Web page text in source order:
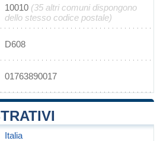
10010 (35 altri comuni dispongono
dello stesso codice postale)
D608
01763890017
Italia